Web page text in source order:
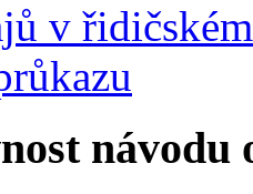
v
návodu